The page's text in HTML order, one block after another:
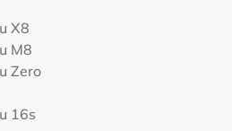
X8
M8
Zero
16s